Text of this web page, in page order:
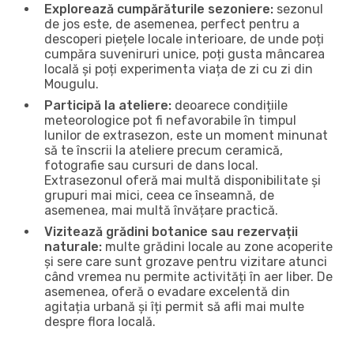
Explorează cumpărăturile sezoniere: sezonul
de jos este, de asemenea, perfect pentru a
descoperi piețele locale interioare, de unde poți
cumpăra suveniruri unice, poți gusta mâncarea
locală și poți experimenta viața de zi cu zi din
Mougulu.
Participă la ateliere: deoarece condițiile
meteorologice pot fi nefavorabile în timpul
lunilor de extrasezon, este un moment minunat
să te înscrii la ateliere precum ceramică,
fotografie sau cursuri de dans local.
Extrasezonul oferă mai multă disponibilitate și
grupuri mai mici, ceea ce înseamnă, de
asemenea, mai multă învățare practică.
Vizitează grădini botanice sau rezervații
naturale: multe grădini locale au zone acoperite
și sere care sunt grozave pentru vizitare atunci
când vremea nu permite activități în aer liber. De
asemenea, oferă o evadare excelentă din
agitația urbană și îți permit să afli mai multe
despre flora locală.